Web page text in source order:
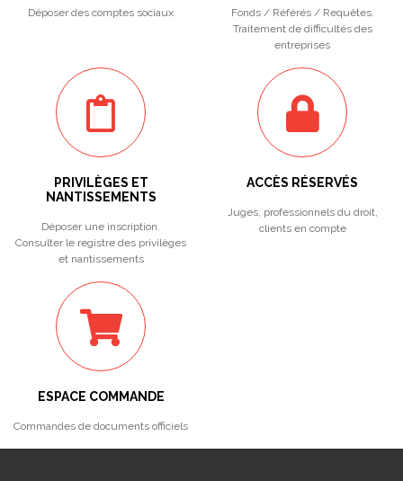
Déposer des comptes sociaux
Fonds / Référés / Requêtes.
Traitement de difficultés des
entreprises
PRIVILÈGES ET
NANTISSEMENTS
Déposer une inscription.
Consulter le registre des privilèges
et nantissements
ACCÈS RÉSERVÉS
Juges, professionnels du droit,
clients en compte
ESPACE COMMANDE
Commandes de documents officiels